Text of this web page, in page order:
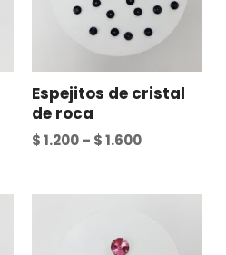
Espejitos de cristal
de roca
$1.200– $1.600